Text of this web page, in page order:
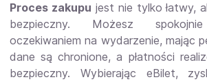
Proces zakupu jest nie tylko łatwy,
bezpieczny. Możesz
oczekiwaniem na wydarzenie, mając
dane są chronione, a płatności
bezpieczny. Wybierając eBilet,